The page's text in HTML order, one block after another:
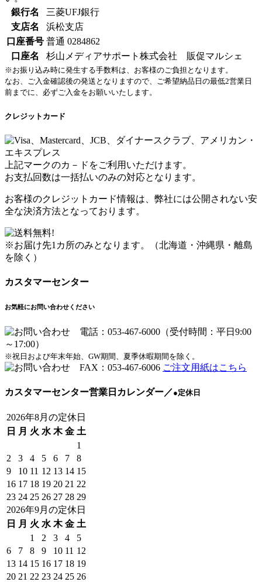
銀行名
三菱UFJ銀行
支店名
浜松支店
口座番号 普通 0284862
口座名
杉山メディアサポート株式会社 販促マルシェ
※お振り込み時に発生する手数料は、お客様のご負担となります。
なお、ご入金確認後の発送となりますので、ご希望納品日の最低2営業日
前までに、必ずご入金をお願いいたします。
クレジットカード
上記マークのカ－ドをご利用いただけます。
お支払回数は一括払いのみの対応となります。
お客様のクレジットカード情報は、弊社には公開されない安
全な決済方法となっております。
※お届け先1カ所のみとなります。（北海道・沖縄県・離島
を除く）
カスタマーセンター
お気軽にお問い合わせください
※祝日および年末年始、GW期間、夏季休暇期間を除く。
ご注文用紙はこちら
カスタマーセンター営業日カレンダー／●定休日
2026年8月の定休日
日
月 火 水 木 金 土
1
2
3 4 5 6 7
8
9
10 11 12 13 14 15
16 17 18 19 20 21 22
23 24 25 26 27 28 29
2026年9月の定休日
日
月 火 水 木 金 土
1
2 3 4
5
6
7 8 9 10 11 12
13 14 15 16 17 18 19
20 21 22 23 24 25 26